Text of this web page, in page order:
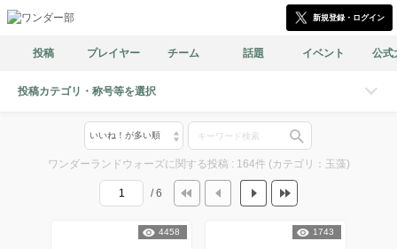
新規登録・ログイン
投稿 プレイヤー チーム 話題 イベント 公式
投稿カテゴリ・称号等を選択
ワンダーランドウォーズに関する投稿 : 164件 (カテゴリ：玉藻)
/ 6
4458 1743